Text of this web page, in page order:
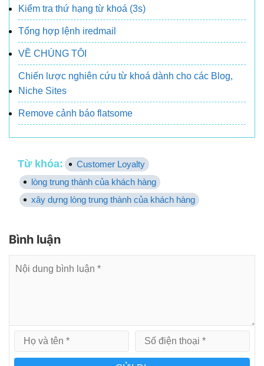
Kiểm tra thứ hạng từ khoá (3s)
Tổng hợp lệnh iredmail
VỀ CHÚNG TÔI
Chiến lược nghiên cứu từ khoá dành cho các Blog,
Niche Sites
Remove cảnh báo flatsome
Từ khóa:
Customer Loyalty
lòng trung thành của khách hàng
xây dựng lòng trung thành của khách hàng
Bình luận